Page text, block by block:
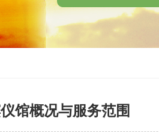
馆概况与服务范围